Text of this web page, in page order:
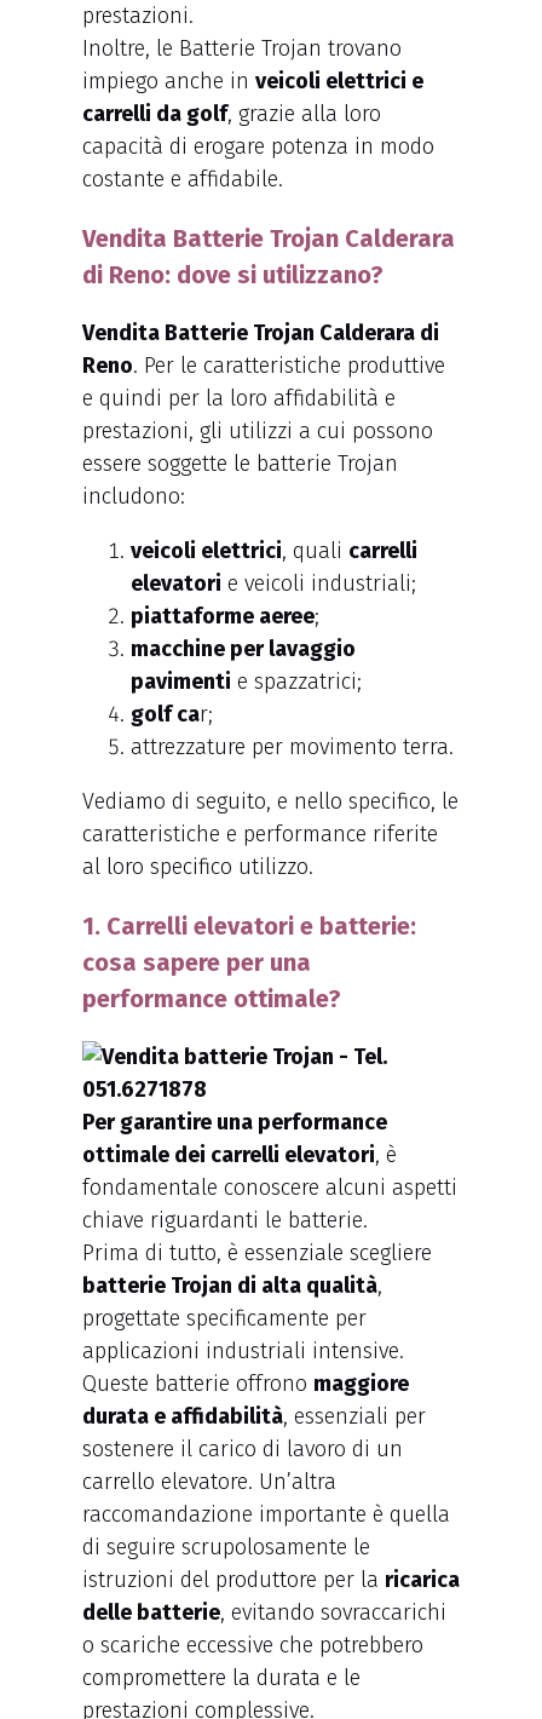
prestazioni.
Inoltre, le Batterie Trojan trovano
impiego anche in veicoli elettrici e
carrelli da golf, grazie alla loro
capacità di erogare potenza in modo
costante e affidabile.
Vendita Batterie Trojan Calderara
di Reno: dove si utilizzano?
Vendita Batterie Trojan Calderara di
Reno. Per le caratteristiche produttive
e quindi per la loro affidabilità e
prestazioni, gli utilizzi a cui possono
essere soggette le batterie Trojan
includono:
veicoli elettrici, quali carrelli
elevatori e veicoli industriali;
piattaforme aeree;
macchine per lavaggio
pavimenti e spazzatrici;
golf car;
attrezzature per movimento terra.
Vediamo di seguito, e nello specifico, le
caratteristiche e performance riferite
al loro specifico utilizzo.
1. Carrelli elevatori e batterie:
cosa sapere per una
performance ottimale?
Per garantire una performance
ottimale dei carrelli elevatori, è
fondamentale conoscere alcuni aspetti
chiave riguardanti le batterie.
Prima di tutto, è essenziale scegliere
batterie Trojan di alta qualità,
progettate specificamente per
applicazioni industriali intensive.
Queste batterie offrono maggiore
durata e affidabilità, essenziali per
sostenere il carico di lavoro di un
carrello elevatore. Un’altra
raccomandazione importante è quella
di seguire scrupolosamente le
istruzioni del produttore per la ricarica
delle batterie, evitando sovraccarichi
o scariche eccessive che potrebbero
compromettere la durata e le
prestazioni complessive.